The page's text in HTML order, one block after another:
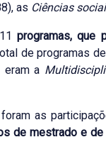
as Ciências
programas, que
de programas
a
as
de mestrado e